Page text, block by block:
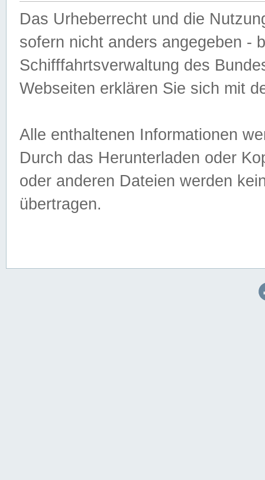
Das Urheberrecht und die
sofern nicht anders angegeben -
Schifffahrtsverwaltung des
Webseiten erklären Sie sich mit
Alle enthaltenen Informationen
Durch das Herunterladen oder
oder anderen Dateien werden
übertragen.